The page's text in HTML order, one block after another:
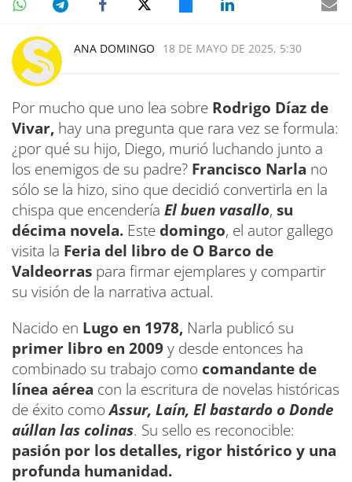
ANA DOMINGO 18 DE MAYO DE 2025, 5:30
Por mucho que uno lea sobre Rodrigo Díaz de
Vivar, hay una pregunta que rara vez se formula:
¿por qué su hijo, Diego, murió luchando junto a
los enemigos de su padre? Francisco Narla no
sólo se la hizo, sino que decidió convertirla en la
chispa que encendería El buen vasallo, su
décima novela. Este domingo, el autor gallego
visita la Feria del libro de O Barco de
Valdeorras para firmar ejemplares y compartir
su visión de la narrativa actual.
Nacido en Lugo en 1978, Narla publicó su
primer libro en 2009y desde entonces ha
combinado su trabajo como comandante de
línea aérea con la escritura de novelas históricas
de éxito comoAssur, Laín, El bastardo o Donde
aúllan las colinas. Su sello es reconocible:
pasión por los detalles, rigor histórico y una
profunda humanidad.